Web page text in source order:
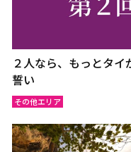
２人なら、もっとタ
誓い
その他エリア